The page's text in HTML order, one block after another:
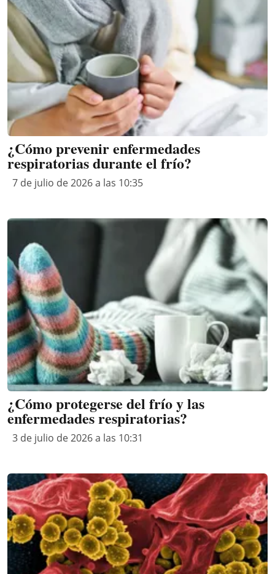
¿Cómo prevenir enfermedades
respiratorias durante el frío?
7 de julio de 2026 a las 10:35
¿Cómo protegerse del frío y las
enfermedades respiratorias?
3 de julio de 2026 a las 10:31